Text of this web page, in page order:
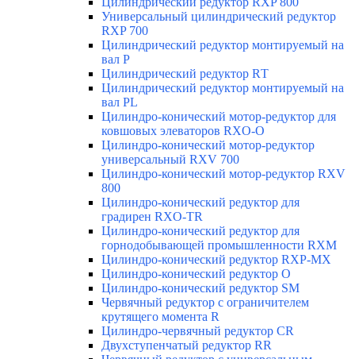
Универсальный цилиндрический редуктор
RXP 700
Цилиндрический редуктор монтируемый на
вал Р
Цилиндрический редуктор RТ
Цилиндрический редуктор монтируемый на
вал РL
Цилиндро-конический мотор-редуктор для
ковшовых элеваторов RXO-O
Цилиндро-конический мотор-редуктор
универсальный RXV 700
Цилиндро-конический мотор-редуктор RXV
800
Цилиндро-конический редуктор для
градирен RXO-TR
Цилиндро-конический редуктор для
горнодобывающей промышленности RXМ
Цилиндро-конический редуктор RXP-MX
Цилиндро-конический редуктор О
Цилиндро-конический редуктор SM
Червячный редуктор с ограничителем
крутящего момента R
Цилиндро-червячный редуктор СR
Двухступенчатый редуктор RR